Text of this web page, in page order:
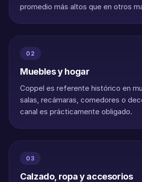
promedio más altos que en otros
02
Muebles y hogar
Coppel es referente histórico en
salas, recámaras, comedores o
canal es prácticamente obligado.
03
Calzado, ropa y accesorios